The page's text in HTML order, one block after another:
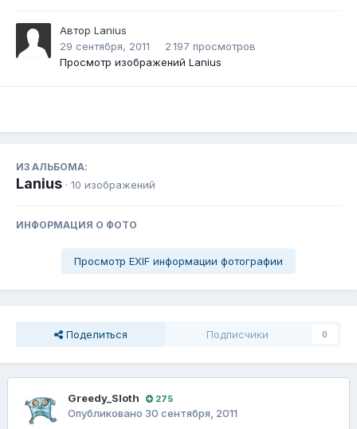
Автор Lanius
29 сентября, 2011
2 197 просмотров
Просмотр изображений Lanius
ИЗ АЛЬБОМА:
Lanius · 10 изображений
ИНФОРМАЦИЯ О ФОТО
Просмотр EXIF информации фотографии
Поделиться Подписчики 0
Greedy_Sloth 275
Опубликовано 30 сентября, 2011